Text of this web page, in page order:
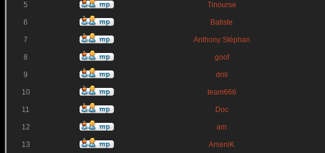
5 Tinourse
6 Batiste
7 Anthony Stéphan
8 goof
9 drili
10 team666
11 Doc
12 am
13 ArseniK